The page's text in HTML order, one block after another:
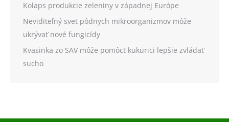
Kolaps produkcie zeleniny v západnej Európe
Neviditeľný svet pôdnych mikroorganizmov môže
ukrývať nové fungicídy
Kvasinka zo SAV môže pomôcť kukurici lepšie zvládať
sucho